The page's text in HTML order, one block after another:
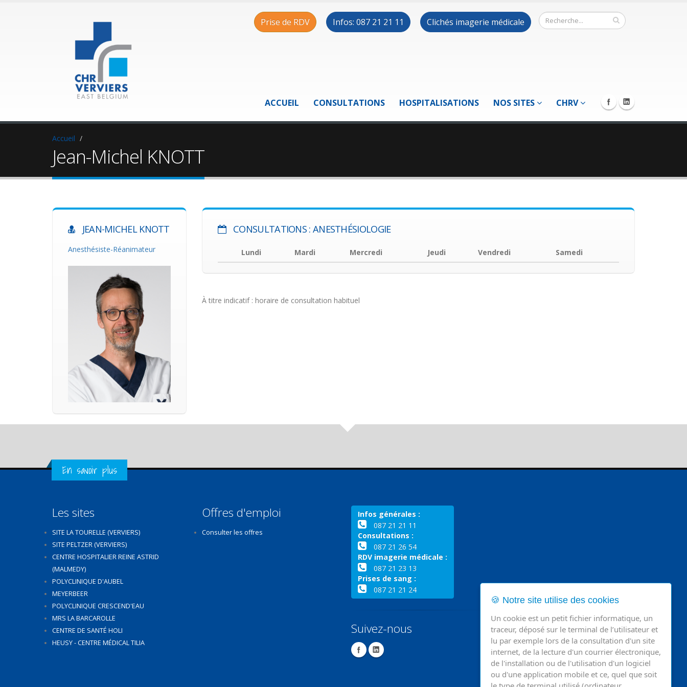
Prise de RDV Infos: 087 21 21 11 Clichés imagerie médicale
ACCUEIL CONSULTATIONS HOSPITALISATIONS NOS SITES CHRV
Accueil
Jean-Michel KNOTT
JEAN-MICHEL KNOTT
Anesthésiste-Réanimateur
CONSULTATIONS : ANESTHÉSIOLOGIE
Lundi Mardi Mercredi Jeudi Vendredi Samedi
À titre indicatif : horaire de consultation habituel
Get in Touch
En savoir plus
Les sites
SITE LA TOURELLE (VERVIERS)
SITE PELTZER (VERVIERS)
CENTRE HOSPITALIER REINE ASTRID
(MALMEDY)
POLYCLINIQUE D'AUBEL
MEYERBEER
POLYCLINIQUE CRESCEND'EAU
MRS LA BARCAROLLE
CENTRE DE SANTÉ HOLI
HEUSY - CENTRE MÉDICAL TILIA
Offres d'emploi
Consulter les offres
Infos générales :
087 21 21 11
Consultations :
087 21 26 54
RDV imagerie médicale :
087 21 23 13
Prises de sang :
087 21 21 24
Suivez-nous
🍪 Notre site utilise des cookies
Un cookie est un petit fichier informatique, un
traceur, déposé sur le terminal de l’utilisateur et
lu par exemple lors de la consultation d'un site
internet, de la lecture d'un courrier électronique,
de l'installation ou de l'utilisation d'un logiciel
ou d'une application mobile et ce, quel que soit